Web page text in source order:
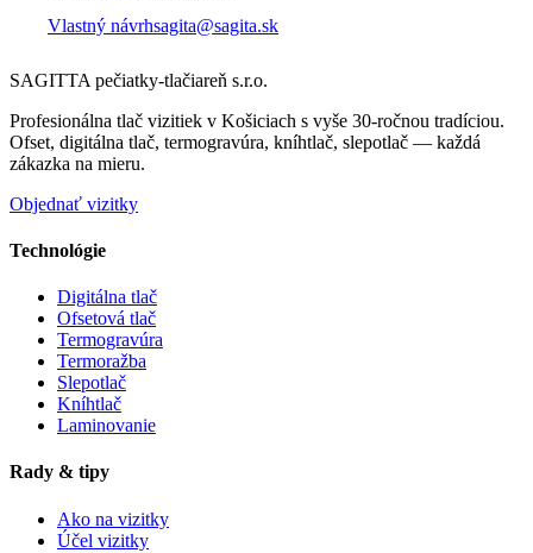
Vlastný návrhsagita@sagita.sk
SAGITTA pečiatky-tlačiareň s.r.o.
Profesionálna tlač vizitiek v Košiciach s vyše 30-ročnou tradíciou.
Ofset, digitálna tlač, termogravúra, kníhtlač, slepotlač — každá
zákazka na mieru.
Objednať vizitky
Technológie
Digitálna tlač
Ofsetová tlač
Termogravúra
Termoražba
Slepotlač
Kníhtlač
Laminovanie
Rady & tipy
Ako na vizitky
Účel vizitky